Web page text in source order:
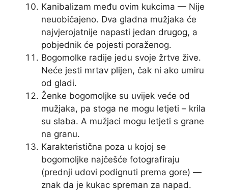
Kanibalizam među ovim kukcima — Nije
neuobičajeno. Dva gladna mužjaka će
najvjerojatnije napasti jedan drugog, a
pobjednik će pojesti poraženog.
Bogomolke radije jedu svoje žrtve žive.
Neće jesti mrtav plijen, čak ni ako umiru
od gladi.
Ženke bogomoljke su uvijek veće od
mužjaka, pa stoga ne mogu letjeti – krila
su slaba. A mužjaci mogu letjeti s grane
na granu.
Karakteristična poza u kojoj se
bogomoljke najčešće fotografiraju
(prednji udovi podignuti prema gore) —
znak da je kukac spreman za napad.